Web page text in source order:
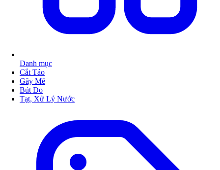
Danh mục
Cắt Tảo
Gây Mê
Bút Đo
Tạt, Xử Lý Nước